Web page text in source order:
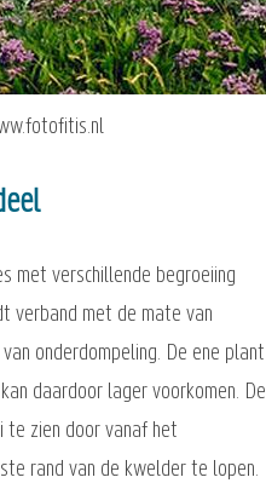
met verschillende begroeiing
verband met de mate van
onderdompeling. De ene plant
daardoor lager voorkomen. De
te zien door vanaf het
rand van de kwelder te lopen.